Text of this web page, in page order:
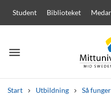
Student Biblioteket
menu
Meny
Start Utbildning Så